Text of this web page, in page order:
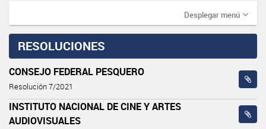
Desplegar menú
RESOLUCIONES
CONSEJO FEDERAL PESQUERO
Resolución 7/2021
INSTITUTO NACIONAL DE CINE Y ARTES
AUDIOVISUALES